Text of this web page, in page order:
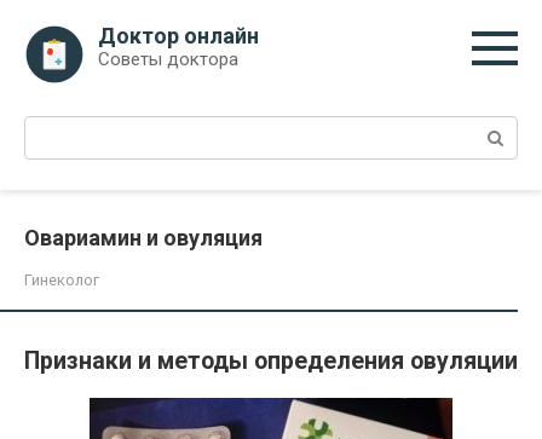
контенту
Доктор онлайн
Советы доктора
Поиск:
Овариамин и овуляция
Гинеколог
Признаки и методы определения овуляции